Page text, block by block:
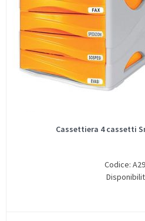
Cassettiera 4 cassetti
Codice: